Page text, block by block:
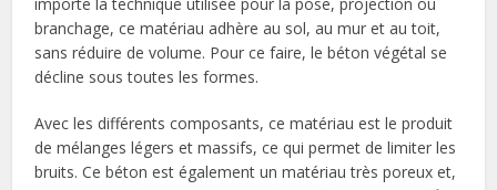
branchage, ce matériau adhère au sol, au mur et au toit,
sans réduire de volume. Pour ce faire, le béton végétal se
décline sous toutes les formes.
Avec les différents composants, ce matériau est le produit
de mélanges légers et massifs, ce qui permet de limiter les
bruits. Ce béton est également un matériau très poreux et,